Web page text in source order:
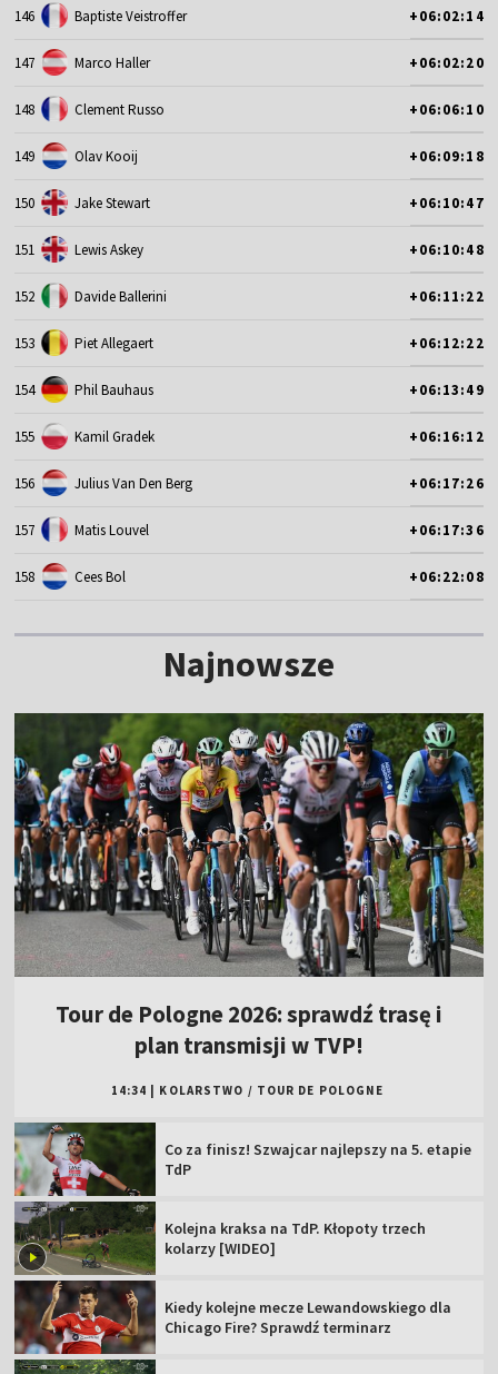
146 Baptiste Veistroffer +06:02:14
147 Marco Haller +06:02:20
148 Clement Russo +06:06:10
149 Olav Kooij +06:09:18
150 Jake Stewart +06:10:47
151 Lewis Askey +06:10:48
152 Davide Ballerini +06:11:22
153 Piet Allegaert +06:12:22
154 Phil Bauhaus +06:13:49
155 Kamil Gradek +06:16:12
156 Julius Van Den Berg +06:17:26
157 Matis Louvel +06:17:36
158 Cees Bol +06:22:08
Najnowsze
Tour de Pologne 2026: sprawdź trasę i
plan transmisji w TVP!
14:34 KOLARSTWO / TOUR DE POLOGNE
Co za finisz! Szwajcar najlepszy na 5. etapie
TdP
Kolejna kraksa na TdP. Kłopoty trzech
kolarzy [WIDEO]
Kiedy kolejne mecze Lewandowskiego dla
Chicago Fire? Sprawdź terminarz